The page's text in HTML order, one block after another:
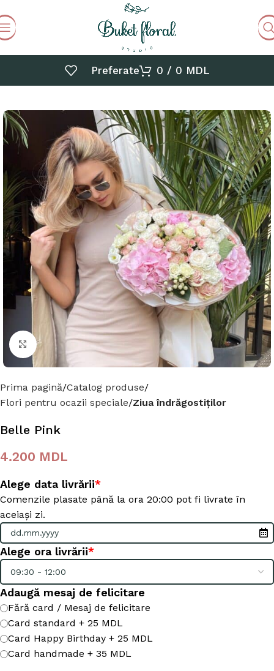
Preferate 0 / 0 MDL
Click to enlarge
Prima pagină Catalog produse
Flori pentru ocazii speciale Ziua îndrăgostiților
Belle Pink
4.200 MDL
*
Alege data livrării
Comenzile plasate până la ora 20:00 pot fi livrate în
aceiași zi.
*
Alege ora livrării
Adaugă mesaj de felicitare
Fără card / Mesaj de felicitare
Card standard + 25 MDL
Card Happy Birthday + 25 MDL
Card handmade + 35 MDL